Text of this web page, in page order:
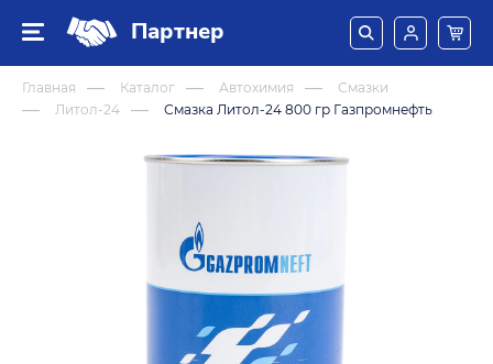
Партнер
Главная Каталог Автохимия
Смазки
Литол-24
Смазка Литол-24 800 гр Газпромнефть